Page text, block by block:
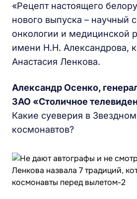
«Рецепт настоящего
нового выпуска – научный
онкологии и медицинской
имени Н.Н. Александрова,
Анастасия Ленкова.
Александр Осенко,
ЗАО «Столичное
Какие суеверия в
космонавтов?